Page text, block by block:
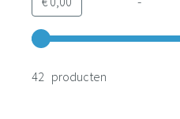
Gebruik de pijltjestoetsen
42 producten